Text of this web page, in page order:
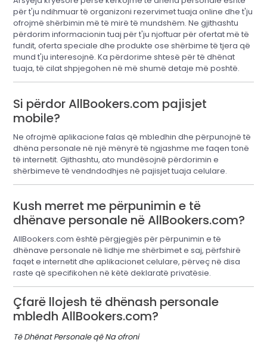
për t'ju ndihmuar të organizoni rezervimet tuaja online dhe t'ju
ofrojmë shërbimin më të mirë të mundshëm. Ne gjithashtu
përdorim informacionin tuaj për t'ju njoftuar për ofertat më të
fundit, oferta speciale dhe produkte ose shërbime të tjera që
mund t'ju interesojnë. Ka përdorime shtesë për të dhënat
tuaja, të cilat shpjegohen në më shumë detaje më poshtë.
Si përdor AllBookers.com pajisjet
mobile?
Ne ofrojmë aplikacione falas që mbledhin dhe përpunojnë të
dhëna personale në një mënyrë të ngjashme me faqen tonë
të internetit. Gjithashtu, ato mundësojnë përdorimin e
shërbimeve të vendndodhjes në pajisjet tuaja celulare.
Kush merret me përpunimin e të
dhënave personale në AllBookers.com?
AllBookers.com është përgjegjës për përpunimin e të
dhënave personale në lidhje me shërbimet e saj, përfshirë
faqet e internetit dhe aplikacionet celulare, përveç në disa
raste që specifikohen në këtë deklaratë privatësie.
Çfarë llojesh të dhënash personale
mbledh AllBookers.com?
Të Dhënat Personale që Na ofroni